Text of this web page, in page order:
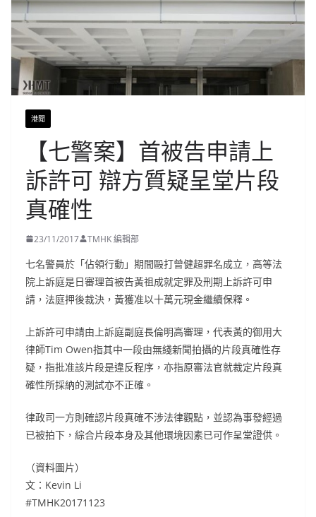
港聞
【七警案】首被告申請上
訴許可 辯方質疑呈堂片段
真確性
23/11/2017 TMHK 編輯部
七名警員於「佔領行動」期間毆打曾健超罪名成立，高等法
院上訴庭是日審理首被告黃祖成就定罪及刑期上訴許可申
請，法庭押後裁決，黃獲准以十萬元現金繼續保釋。
上訴許可申請由上訴庭副庭長倫明高審理，代表黃的御用大
律師Tim Owen指其中一段由無綫新聞拍攝的片段真確性存
疑，指批准該片段是違反程序，亦指原審法官就裁定片段真
確性所採納的測試亦不正確。
律政司一方則確認片段真確不涉法律觀點，並認為事發經過
已被拍下，綜合片段本身及其他環境因素已可作呈堂證供。
（資料圖片）
文：Kevin Li
#TMHK20171123